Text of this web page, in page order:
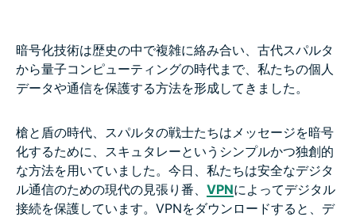
暗号化技術は歴史の中で複雑に絡み合い、古代スパルタ
から量子コンピューティングの時代まで、私たちの個人
データや通信を保護する方法を形成してきました。
槍と盾の時代、スパルタの戦士たちはメッセージを暗号
化するために、スキュタレーというシンプルかつ独創的
な方法を用いていました。今日、私たちは安全なデジタ
ル通信のための現代の見張り番、 VPNによってデジタル
接続を保護しています。VPNをダウンロードすると、デ